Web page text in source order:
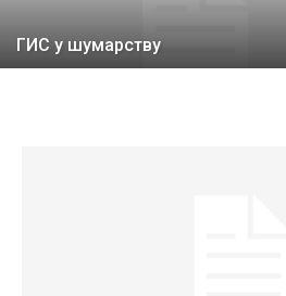
ГИС у шумарству